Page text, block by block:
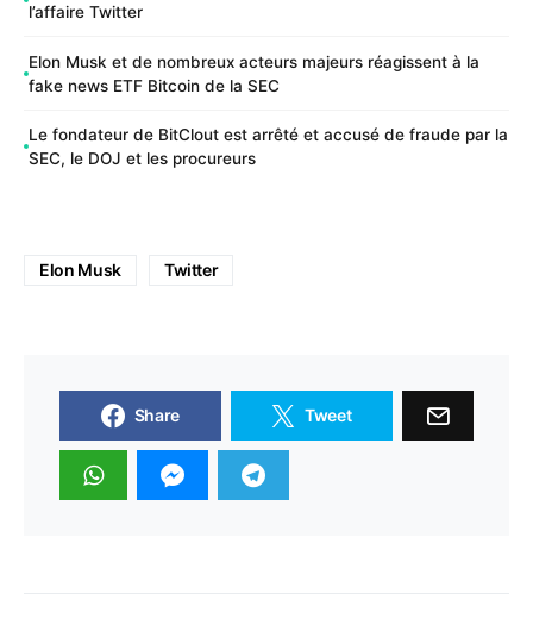
l’affaire Twitter
Elon Musk et de nombreux acteurs majeurs réagissent à la
fake news ETF Bitcoin de la SEC
Le fondateur de BitClout est arrêté et accusé de fraude par la
SEC, le DOJ et les procureurs
Elon Musk Twitter
Share Tweet